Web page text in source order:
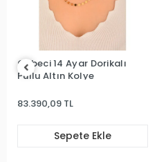
Cebeci 14 Ayar Dorikalı
Pullu Altın Kolye
83.390,09 TL
Sepete Ekle